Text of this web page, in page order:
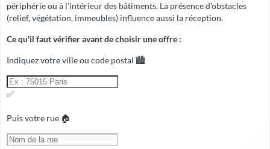
périphérie ou à l'intérieur des bâtiments. La présence d'obstacles
(relief, végétation, immeubles) influence aussi la réception.
Ce qu'il faut vérifier avant de choisir une offre :
Indiquez votre ville ou code postal 🏙️
✅
Puis votre rue 🏠